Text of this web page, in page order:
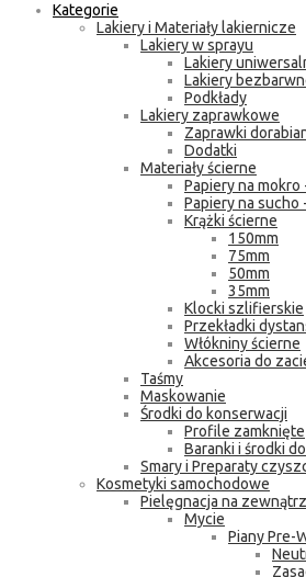
Kategorie
Lakiery i Materiały lakiernicze
Lakiery w sprayu
Lakiery
Lakiery
Podkłady
Lakiery zaprawkowe
Zaprawki
Dodatki
Materiały ścierne
Papiery na mokro
Papiery na sucho
Krążki ścierne
150mm
75mm
50mm
35mm
Klocki szlifierskie
Przekładki
Włókniny ścierne
Akcesoria do
Taśmy
Maskowanie
Środki do konserwacji
Profile zamknięte
Baranki i środki
Smary i Preparaty
Kosmetyki samochodowe
Pielęgnacja na zewnątrz
Mycie
Piany Pre-